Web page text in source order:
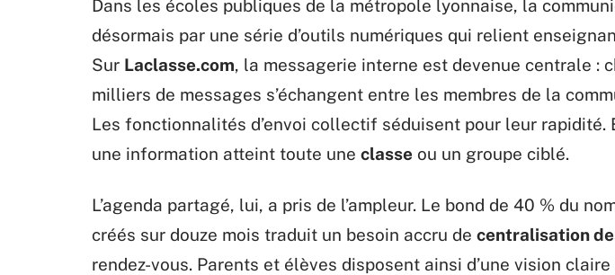
Dans les écoles publiques de la métropole lyonnaise, la
désormais par une série d’outils numériques qui relient
Sur Laclasse.com, la messagerie interne est devenue centrale :
milliers de messages s’échangent entre les membres de la
Les fonctionnalités d’envoi collectif séduisent pour leur rapidité.
une information atteint toute une classe ou un groupe ciblé.
L’agenda partagé, lui, a pris de l’ampleur. Le bond de 40 % du
créés sur douze mois traduit un besoin accru de centralisation
rendez-vous. Parents et élèves disposent ainsi d’une vision